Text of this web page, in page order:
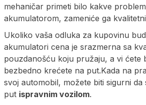
mehaničar primeti bilo kakve
akumulatorom, zameniće ga
Ukoliko vaša odluka za kupovinu
akumulatori cena je srazmerna sa
pouzdanošću koju pružaju, a vi ćete
bezbedno krećete na put.Kada na
svoj automobil, možete biti sigurni da
put ispravnim vozilom.